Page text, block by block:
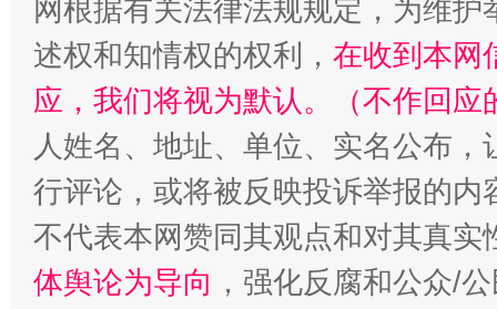
招工难、用工荒背后
网根据有关法律法规规定，为维
述权和知情权的权利， 在收到本网
应，我们将视为默认。（不作回应
人姓名、地址、单位、实名公布
行评论，或将被反映投诉举报的
不代表本网赞同其观点和对其真实
体舆论为导向 ，强化反腐和公众/